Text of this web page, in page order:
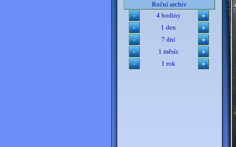
Roční archiv
4 hodiny
1 den
7 dní
1 měsíc
1 rok